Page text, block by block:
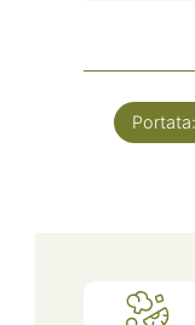
Portata: